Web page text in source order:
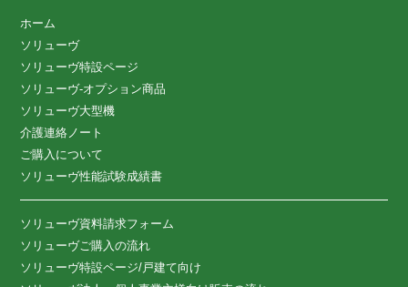
ホーム
ソリューヴ
ソリューヴ特設ページ
ソリューヴ-オプション商品
ソリューヴ大型機
介護連絡ノート
ご購入について
ソリューヴ性能試験成績書
ソリューヴ資料請求フォーム
ソリューヴご購入の流れ
ソリューヴ特設ページ/戸建て向け